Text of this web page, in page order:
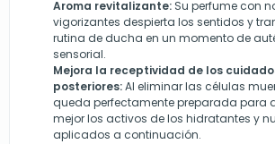
Aroma revitalizante: Su perfume con
vigorizantes despierta los sentidos y
rutina de ducha en un momento de
sensorial.
Mejora la receptividad de los
posteriores:Al eliminar las células
queda perfectamente preparada para
mejor los activos de los hidratantes y
aplicados a continuación.